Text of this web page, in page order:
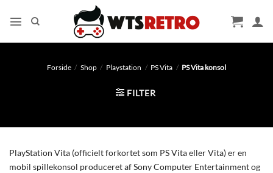
Forside / Shop / Playstation / PS Vita / PS Vita konsol
FILTER
PlayStation Vita (officielt forkortet som PS Vita eller Vita) er en
mobil spillekonsol produceret af Sony Computer Entertainment og